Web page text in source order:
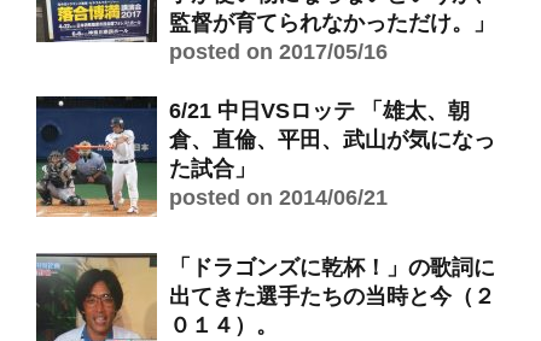
監督が育てられなかっただけ。」
posted on 2017/05/16
6/21 中日VSロッテ 「雄太、朝
倉、直倫、平田、武山が気になっ
た試合」
posted on 2014/06/21
「ドラゴンズに乾杯！」の歌詞に
出てきた選手たちの当時と今（２
０１４）。